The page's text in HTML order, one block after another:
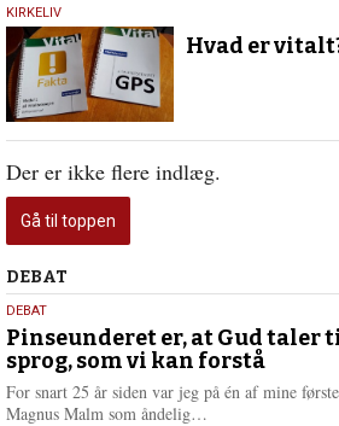
27.
november
2020
KIRKELIV
Hvad er
Der er ikke flere indlæg.
Gå til toppen
Debat
DEBAT
5.
august
2026
DEBAT
Pinseunderet er, at Gud taler
sprog, som vi kan forstå
For snart 25 år siden var jeg på én af mine
Magnus Malm som åndelig…